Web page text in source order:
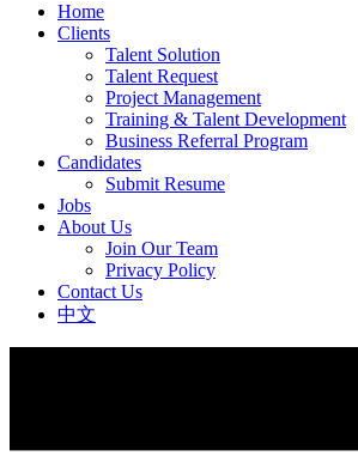
Home
Clients
Talent Solution
Talent Request
Project Management
Training & Talent Development
Business Referral Program
Candidates
Submit Resume
Jobs
About Us
Join Our Team
Privacy Policy
Contact Us
中文